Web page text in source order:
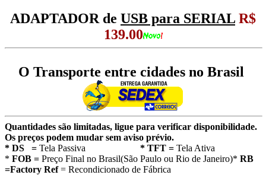
ADAPTADOR de USB para SERIAL R$
139.00
O Transporte entre cidades no Brasil
Quantidades são limitadas, ligue para verificar disponibilidade.
Os preços podem mudar sem aviso prévio.
* DS = Tela Passiva * TFT = Tela Ativa
* FOB = Preço Final no Brasil(São Paulo ou Rio de Janeiro)* RB
=Factory Ref= Recondicionado de Fábrica